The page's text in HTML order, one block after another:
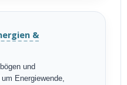
&
und
um Energiewende,